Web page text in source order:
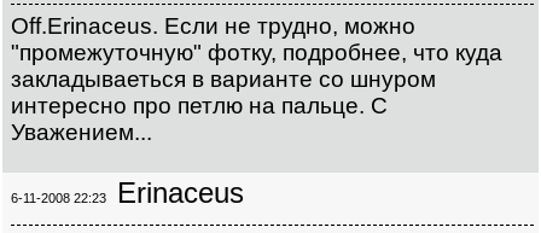
Off.Erinaceus. Если не трудно, можно
"промежуточную" фотку, подробнее, что куда
закладываеться в варианте со шнуром
интересно про петлю на пальце. С
Уважением...
6-11-2008 22:23 Erinaceus